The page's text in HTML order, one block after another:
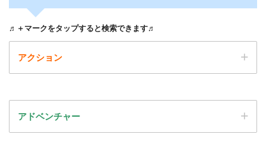
♬＋マークをタップすると検索できます♬
アクション
アドベンチャー